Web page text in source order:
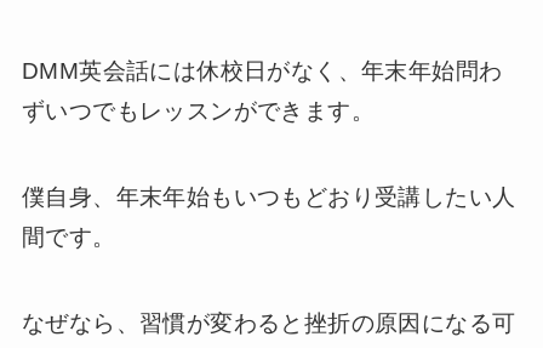
DMM英会話には休校日がなく、年末年始問わ
ずいつでもレッスンができます。
僕自身、年末年始もいつもどおり受講したい人
間です。
なぜなら、習慣が変わると挫折の原因になる可